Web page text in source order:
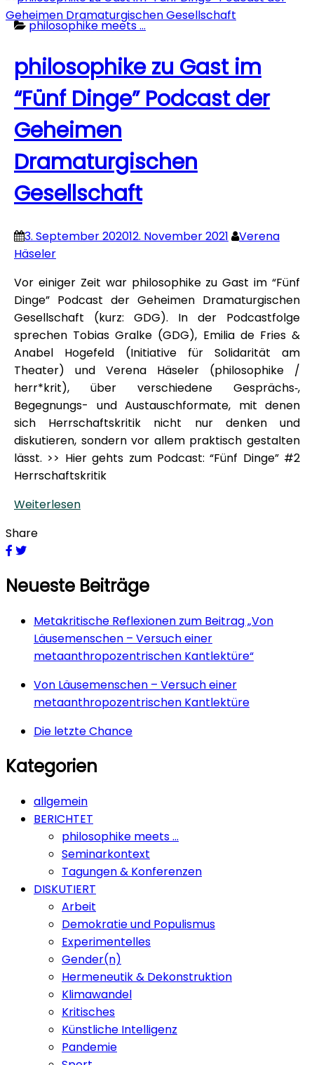
philosophike meets ...
philosophike zu Gast im
“Fünf Dinge” Podcast der
Geheimen
Dramaturgischen
Gesellschaft
3. September 202012. November 2021
Verena
Häseler
Vor einiger Zeit war philosophike zu Gast im “Fünf
Dinge” Podcast der Geheimen Dramaturgischen
Gesellschaft (kurz: GDG). In der Podcastfolge
sprechen Tobias Gralke (GDG), Emilia de Fries &
Anabel Hogefeld (Initiative für Solidarität am
Theater) und Verena Häseler (philosophike /
herr*krit), über verschiedene Gesprächs‑,
Begegnungs- und Austauschformate, mit denen
sich Herrschaftskritik nicht nur denken und
diskutieren, sondern vor allem praktisch gestalten
lässt. >> Hier gehts zum Podcast: “Fünf Dinge” #2
Herrschaftskritik
Weiterlesen
Share
Neueste Beiträge
Metakritische Reflexionen zum Beitrag „Von
Läusemenschen – Versuch einer
metaanthropozentrischen Kantlektüre“
Von Läusemenschen – Versuch einer
metaanthropozentrischen Kantlektüre
Die letzte Chance
Kategorien
allgemein
BERICHTET
philosophike meets …
Seminarkontext
Tagungen & Konferenzen
DISKUTIERT
Arbeit
Demokratie und Populismus
Experimentelles
Gender(n)
Hermeneutik & Dekonstruktion
Klimawandel
Kritisches
Künstliche Intelligenz
Pandemie